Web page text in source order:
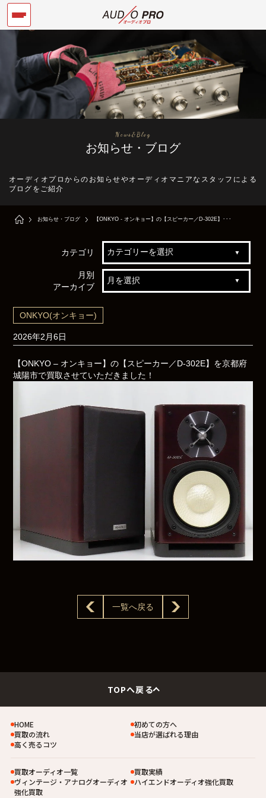
News&Blog
お知らせ・ブログ
オーディオプロからのお知らせやオーディオマニアなスタッフによる
ブログをご紹介
お知らせ・ブログ 【ONKYO - オンキョー】の【スピーカー／D-302E】･･･
カテゴリ
月別
アーカイブ
ONKYO(オンキョー)
2026年2月6日
【ONKYO – オンキョー】の【スピーカー／D-302E】を京都府
城陽市で買取させていただきました！
一覧へ戻る
TOPへ戻る
HOME
初めての方へ
買取の流れ
当店が選ばれる理由
高く売るコツ
買取オーディオ一覧
買取実績
ヴィンテージ・アナログオーディオ
強化買取
ハイエンドオーディオ強化買取